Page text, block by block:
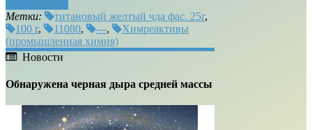
Метки:
титановый желтый чда фас. 25г,
100 г, 11080, ---,
Химреактивы
(промышленная химия)
Новости
Обнаружена черная дыра средней массы